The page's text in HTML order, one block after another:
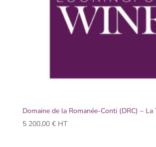
Domaine de la Romanée-Conti (DRC) –
5 200,00 € HT